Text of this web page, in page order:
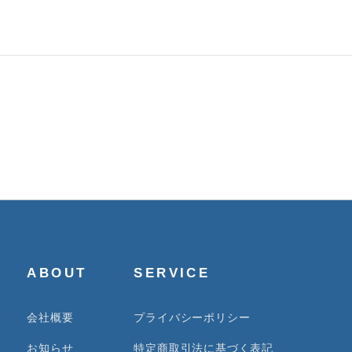
ABOUT
会社概要
お知らせ
SERVICE
プライバシーポリシー
特定商取引法に基づく表記